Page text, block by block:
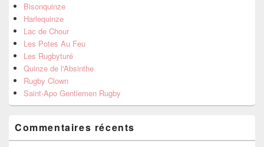
Bisonquinze
Harlequinze
Lac de Chour
Les Potes Au Feu
Les Rugbyturé
Quinze de l'Absinthe
Rugby Clown
Saint-Apo Gentlemen Rugby
Commentaires récents